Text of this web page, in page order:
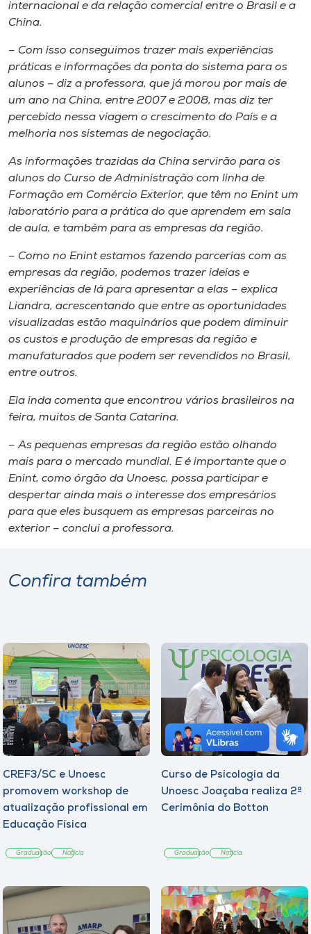
Museu
Unoesc
Store
Selecione
internacional e da relação comercial entre o Brasil e a
China.
– Com isso conseguimos trazer mais experiências
práticas e informações da ponta do sistema para os
alunos – diz a professora, que já morou por mais de
um ano na China, entre 2007 e 2008, mas diz ter
percebido nessa viagem o crescimento do País e a
melhoria nos sistemas de negociação.
As informações trazidas da China servirão para os
alunos do Curso de Administração com linha de
Formação em Comércio Exterior, que têm no Enint um
laboratório para a prática do que aprendem em sala
de aula, e também para as empresas da região.
– Como no Enint estamos fazendo parcerias com as
empresas da região, podemos trazer ideias e
experiências de lá para apresentar a elas – explica
Liandra, acrescentando que entre as oportunidades
visualizadas estão maquinários que podem diminuir
os custos e produção de empresas da região e
manufaturados que podem ser revendidos no Brasil,
entre outros.
Ela inda comenta que encontrou vários brasileiros na
feira, muitos de Santa Catarina.
– As pequenas empresas da região estão olhando
mais para o mercado mundial. E é importante que o
Enint, como órgão da Unoesc, possa participar e
despertar ainda mais o interesse dos empresários
para que eles busquem as empresas parceiras no
exterior – conclui a professora.
Confira também
CREF3/SC e Unoesc
promovem workshop de
atualização profissional em
Educação Física
Graduação Notícia
Curso de Psicologia da
Unoesc Joaçaba realiza 2ª
Cerimônia do Botton
Graduação Notícia